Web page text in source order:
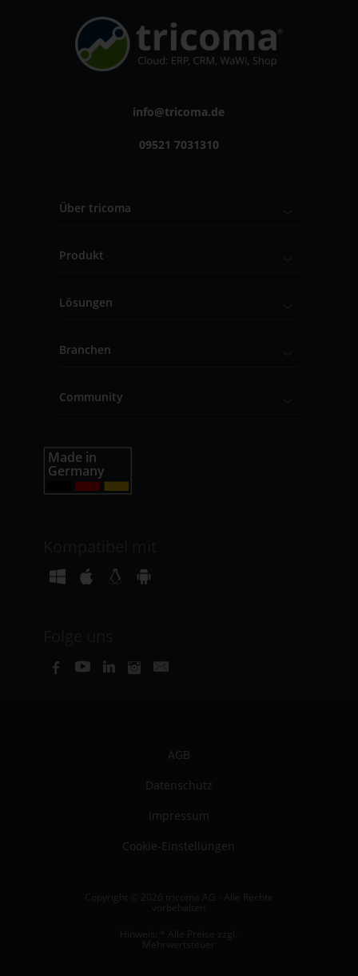
info@tricoma.de
09521 7031310
Über tricoma
Produkt
Lösungen
Branchen
Community
AGB
Datenschutz
Impressum
Cookie-Einstellungen